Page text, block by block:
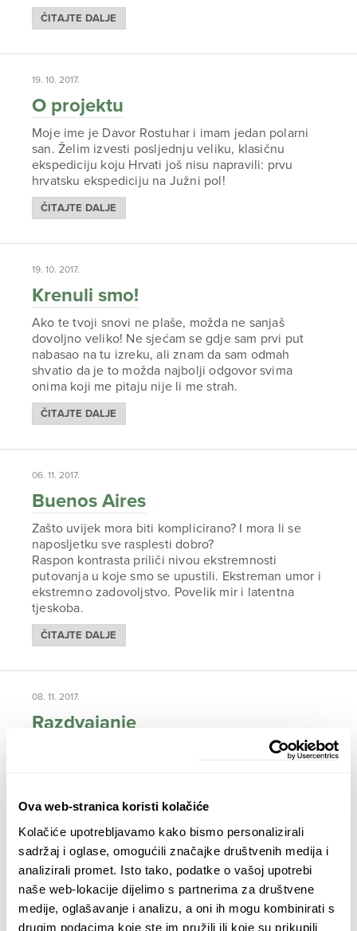
Ova web-stranica koristi kolačiće
Kolačiće upotrebljavamo kako bismo personalizirali
sadržaj i oglase, omogućili značajke društvenih medija i
analizirali promet. Isto tako, podatke o vašoj upotrebi
naše web-lokacije dijelimo s partnerima za društvene
medije, oglašavanje i analizu, a oni ih mogu kombinirati s
drugim podacima koje ste im pružili ili koje su prikupili
ČITAJTE DALJE
19. 10. 2017.
O projektu
Moje ime je Davor Rostuhar i imam jedan polarni
san. Želim izvesti posljednju veliku, klasičnu
ekspediciju koju Hrvati još nisu napravili: prvu
hrvatsku ekspediciju na Južni pol!
ČITAJTE DALJE
19. 10. 2017.
Krenuli smo!
Ako te tvoji snovi ne plaše, možda ne sanjaš
dovoljno veliko! Ne sjećam se gdje sam prvi put
nabasao na tu izreku, ali znam da sam odmah
shvatio da je to možda najbolji odgovor svima
onima koji me pitaju nije li me strah.
ČITAJTE DALJE
06. 11. 2017.
Buenos Aires
Zašto uvijek mora biti komplicirano? I mora li se
naposljetku sve rasplesti dobro?
Raspon kontrasta priliči nivou ekstremnosti
putovanja u koje smo se upustili. Ekstreman umor i
ekstremno zadovoljstvo. Povelik mir i latentna
tjeskoba.
ČITAJTE DALJE
08. 11. 2017.
Razdvajanje
Mali smo tim, ali smo složni i efikasni. I to sve
radio. Susreli smo se s problemom, kako prebaciti
nas i 140 kg prtljage od Buenos Airesa do Punta
Arenasa, mjesta na krajnjem jugu Južne Amerike,
mjesta koje turistička industrija naziva „krajem
svijeta“ a nama je samo odskočna daska za dalje na
jug.
ČITAJTE DALJE